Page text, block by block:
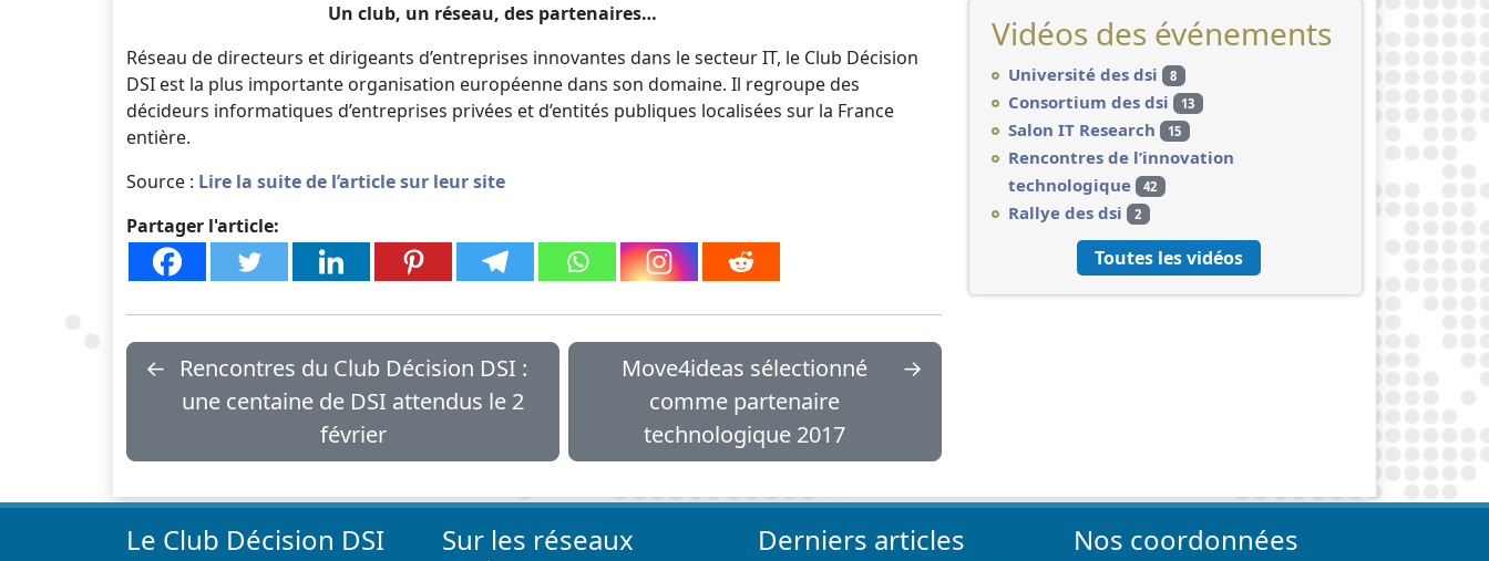
Un club, un réseau, des partenaires…
Réseau de directeurs et dirigeants d’entreprises innovantes dans le secteur IT, le Club Décision
DSI est la plus importante organisation européenne dans son domaine. Il regroupe des
décideurs informatiques d’entreprises privées et d’entités publiques localisées sur la France
entière.
Source : Lire la suite de l’article sur leur site
Partager l'article:
← Rencontres du Club Décision DSI :
une centaine de DSI attendus le 2
février
Move4ideas sélectionné
comme partenaire
technologique 2017
→
Vidéos des événements
Université des dsi 8
Consortium des dsi 13
Salon IT Research 15
Rencontres de l’innovation
technologique
42
Rallye des dsi 2
Toutes les vidéos
Le Club Décision DSI
Sur les réseaux
Derniers articles Nos coordonnées